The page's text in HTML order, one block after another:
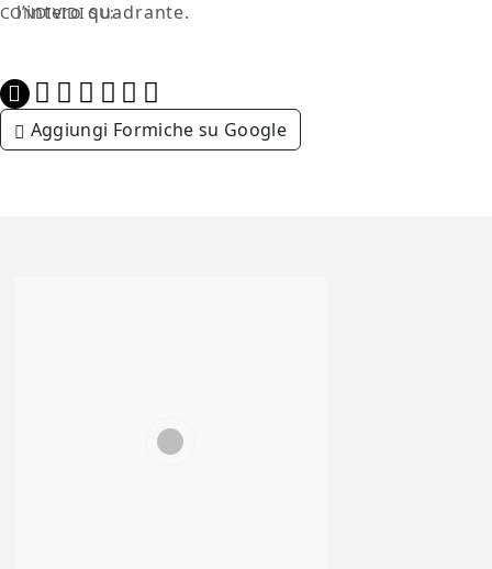
l’intero quadrante.
CONDIVIDI SU:
Aggiungi Formiche su Google